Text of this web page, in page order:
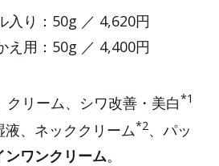
入り：50g ／ 4,620円
え用：50g ／ 4,400円
クリーム、シワ改善・美白*1
、ネッククリーム*2、パッ
ンワンクリーム。